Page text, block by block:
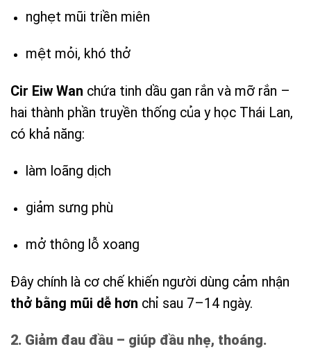
nghẹt mũi triền miên
mệt mỏi, khó thở
Cir Eiw Wan chứa tinh dầu gan rắn và mỡ rắn –
hai thành phần truyền thống của y học Thái Lan,
có khả năng:
làm loãng dịch
giảm sưng phù
mở thông lỗ xoang
Đây chính là cơ chế khiến người dùng cảm nhận
thở bằng mũi dễ hơn chỉ sau 7–14 ngày.
2. Giảm đau đầu – giúp đầu nhẹ, thoáng.